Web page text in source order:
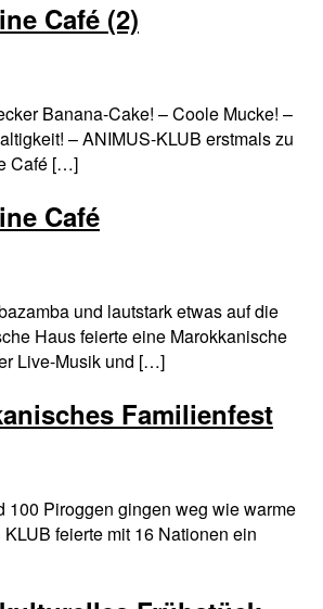
Café (2)
Banana-Cake! – Coole Mucke! –
– ANIMUS-KLUB erstmals zu
Café […]
Café
und lautstark etwas auf die
Haus feierte eine Marokkanische
Live-Musik und […]
Familienfest
100 Piroggen gingen weg wie warme
feierte mit 16 Nationen ein